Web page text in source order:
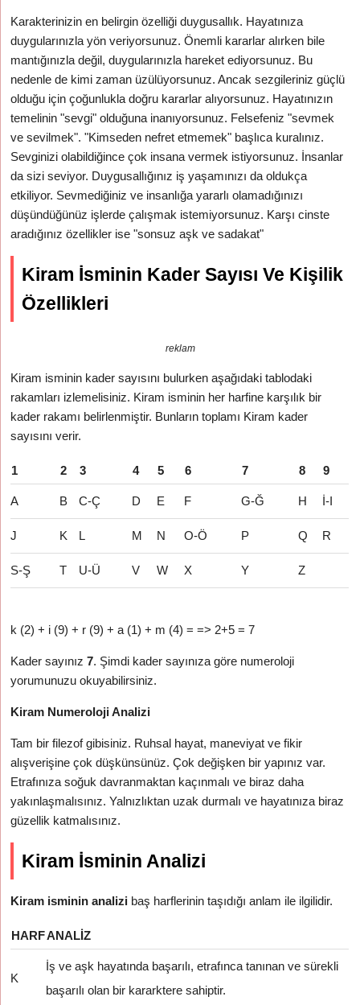
Karakterinizin en belirgin özelliği duygusallık. Hayatınıza
duygularınızla yön veriyorsunuz. Önemli kararlar alırken bile
mantığınızla değil, duygularınızla hareket ediyorsunuz. Bu
nedenle de kimi zaman üzülüyorsunuz. Ancak sezgileriniz güçlü
olduğu için çoğunlukla doğru kararlar alıyorsunuz. Hayatınızın
temelinin "sevgi" olduğuna inanıyorsunuz. Felsefeniz "sevmek
ve sevilmek". "Kimseden nefret etmemek" başlıca kuralınız.
Sevginizi olabildiğince çok insana vermek istiyorsunuz. İnsanlar
da sizi seviyor. Duygusallığınız iş yaşamınızı da oldukça
etkiliyor. Sevmediğiniz ve insanlığa yararlı olamadığınızı
düşündüğünüz işlerde çalışmak istemiyorsunuz. Karşı cinste
aradığınız özellikler ise "sonsuz aşk ve sadakat"
Kiram İsminin Kader Sayısı Ve Kişilik
Özellikleri
reklam
Kiram isminin kader sayısını bulurken aşağıdaki tablodaki
rakamları izlemelisiniz. Kiram isminin her harfine karşılık bir
kader rakamı belirlenmiştir. Bunların toplamı Kiram kader
sayısını verir.
1 2 3 4 5 6 7 8 9
A B C-Ç D E F G-Ğ H İ-I
J K L M N O-Ö P Q R
S-Ş T U-Ü V W X Y Z
k (2) + i (9) + r (9) + a (1) + m (4) = => 2+5 = 7
Kader sayınız7. Şimdi kader sayınıza göre numeroloji
yorumunuzu okuyabilirsiniz.
Kiram Numeroloji Analizi
Tam bir filezof gibisiniz. Ruhsal hayat, maneviyat ve fikir
alışverişine çok düşkünsünüz. Çok değişken bir yapınız var.
Etrafınıza soğuk davranmaktan kaçınmalı ve biraz daha
yakınlaşmalısınız. Yalnızlıktan uzak durmalı ve hayatınıza biraz
güzellik katmalısınız.
Kiram İsminin Analizi
Kiram isminin analizi baş harflerinin taşıdığı anlam ile ilgilidir.
HARFANALIZ
K
İş ve aşk hayatında başarılı, etrafınca tanınan ve sürekli
başarılı olan bir kararktere sahiptir.